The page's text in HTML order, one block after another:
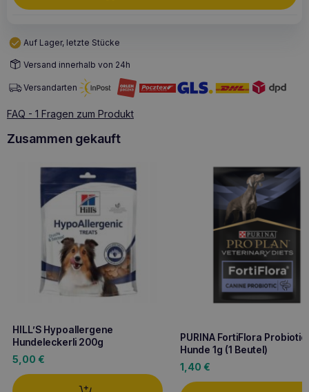
Auf Lager, letzte Stücke
Versand innerhalb von 24h
Versandarten
FAQ - 1 Fragen zum Produkt
Zusammen gekauft
HILL’S Hypoallergene
Hundeleckerli 200g
5,00 €
PURINA FortiFlora Probiotic
Hunde 1g (1 Beutel)
1,40 €